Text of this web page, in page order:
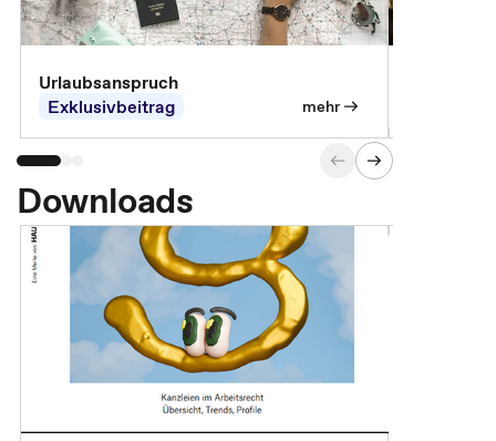
Urlaubsanspruch
Exklusivbeitrag
mehr
Downloads